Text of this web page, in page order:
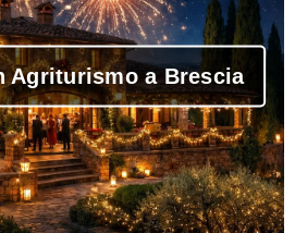
Agriturismo a Brescia